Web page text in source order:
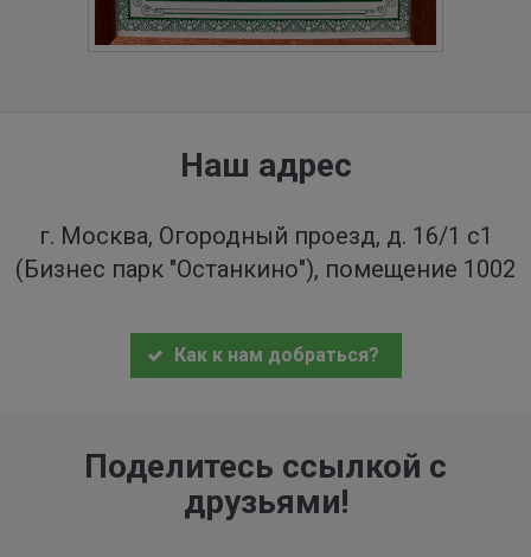
Наш адрес
г. Москва, Огородный проезд, д. 16/1 с1
(Бизнес парк "Останкино"), помещение 1002
Как к нам добраться?
Поделитесь ссылкой с
друзьями!